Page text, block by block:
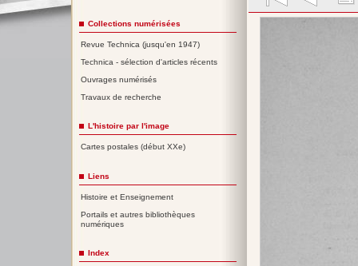
Collections numérisées
Revue Technica (jusqu'en 1947)
Technica - sélection d'articles récents
Ouvrages numérisés
Travaux de recherche
L'histoire par l'image
Cartes postales (début XXe)
Liens
Histoire et Enseignement
Portails et autres bibliothèques
numériques
Index